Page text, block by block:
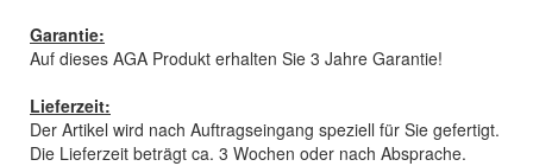
Garantie:
Auf dieses AGA Produkt erhalten Sie 3 Jahre Garantie!
Lieferzeit:
Der Artikel wird nach Auftragseingang speziell für Sie gefertigt.
Die Lieferzeit beträgt ca. 3 Wochen oder nach Absprache.